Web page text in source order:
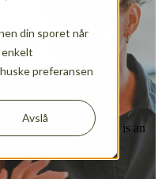
din sporet når
preferansen
Avslå
members with new
build new skills. Here is an